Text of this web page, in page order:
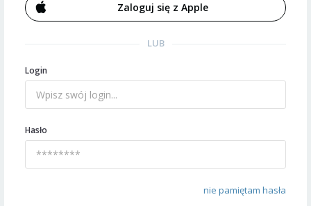
Zaloguj się z Apple
LUB
Login
Hasło
nie pamiętam hasła